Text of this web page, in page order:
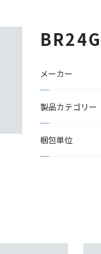
メーカー
製品カテゴリー
梱包単位